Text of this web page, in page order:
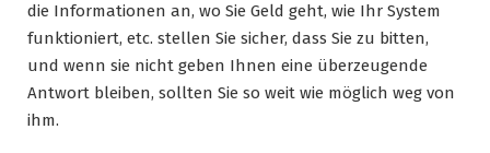
die Informationen an, wo Sie Geld geht, wie Ihr System
funktioniert, etc. stellen Sie sicher, dass Sie zu bitten,
und wenn sie nicht geben Ihnen eine überzeugende
Antwort bleiben, sollten Sie so weit wie möglich weg von
ihm.